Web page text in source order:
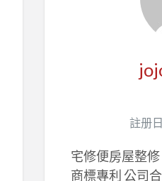
註册
宅修便房屋整
商標專利 公司